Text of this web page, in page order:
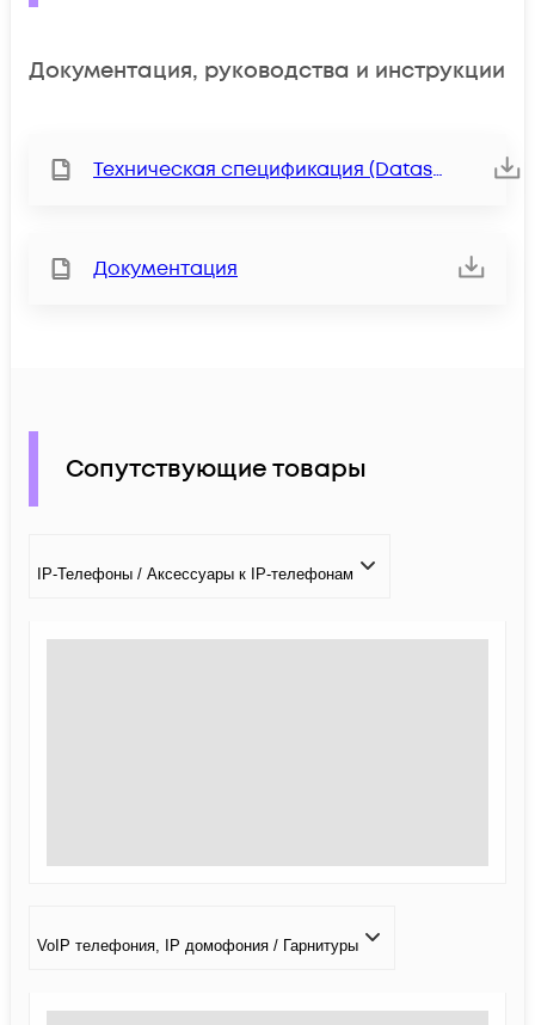
Документация, руководства и инструкции
Техническая спецификация (Datasheet)
Документация
Сопутствующие товары
IP-Телефоны / Аксессуары к IP-телефонам
VoIP телефония, IP домофония / Гарнитуры